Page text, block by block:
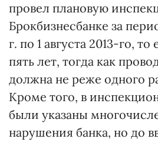
провел плановую
Брокбизнесбанке за
г. по 1 августа 2013-го,
пять лет, тогда как
должна не реже одного
Кроме того, в
были указаны
нарушения банка, но до